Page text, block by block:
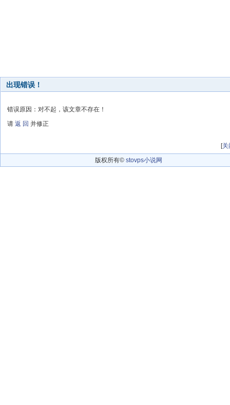
出现错误！
错误原因：对不起，该文章不存在！
请 返 回 并修正
[关
版权所有© stovps小说网